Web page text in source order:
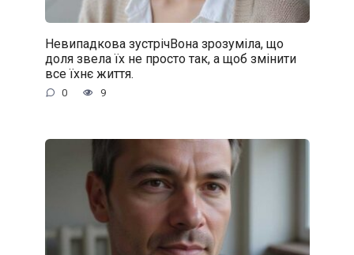
Невипадкова зустрічВона зрозуміла, що
доля звела їх не просто так, а щоб змінити
все їхнє життя.
0 9